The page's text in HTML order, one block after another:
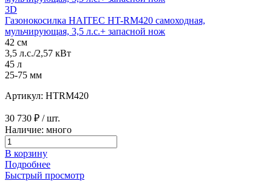
3D
Газонокосилка HAITEC HT-RM420 самоходная,
мульчирующая, 3,5 л.с.+ запасной нож
42 см
3,5 л.с./2,57 кВт
45 л
25-75 мм
Артикул: HTRM420
30 730 ₽ / шт.
Наличие: много
В корзину
Подробнее
Быстрый просмотр